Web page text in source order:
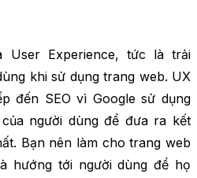
User Experience, tức là trải
khi sử dụng trang web. UX
đến SEO vì Google sử dụng
người dùng để đưa ra kết
Bạn nên làm cho trang web
hướng tới người dùng để họ